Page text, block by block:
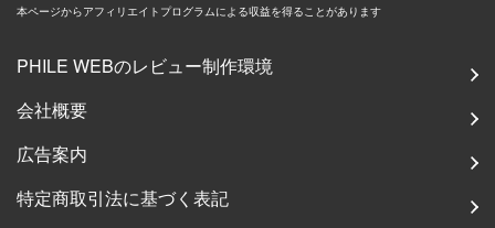
本ページからアフィリエイトプログラムによる収益を得ることがあります
PHILE WEBのレビュー制作環境
会社概要
広告案内
特定商取引法に基づく表記